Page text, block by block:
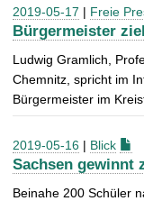
h
:
2019-05-17 | Freie
Bürgermeister
Ludwig Gramlich,
Chemnitz, spricht im
Bürgermeister im
2019-05-16 | Blick
Sachsen gewinnt
Beinahe 200 Schüler